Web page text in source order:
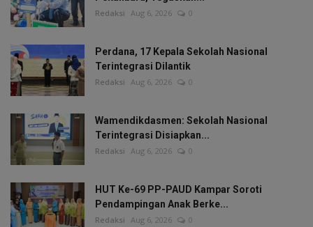
Redaksi Aug 6, 2026 0
Perdana, 17 Kepala Sekolah Nasional
Terintegrasi Dilantik
Redaksi Aug 6, 2026 0
Wamendikdasmen: Sekolah Nasional
Terintegrasi Disiapkan...
Redaksi Aug 6, 2026 0
HUT Ke-69 PP-PAUD Kampar Soroti
Pendampingan Anak Berke...
Redaksi Aug 6, 2026 0